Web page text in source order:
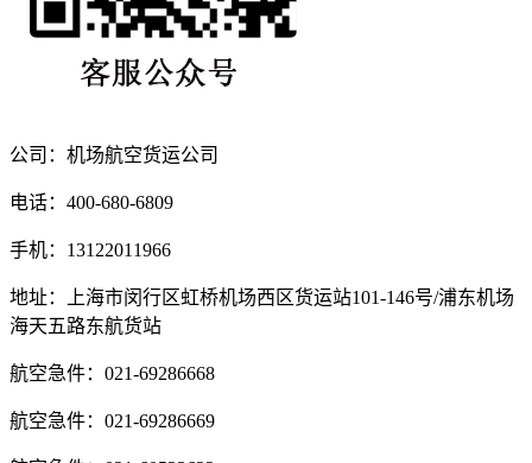
公司：机场航空货运公司
电话：400-680-6809
手机：13122011966
地址：上海市闵行区虹桥机场西区货运站101-146号/浦东机场
海天五路东航货站
航空急件：021-69286668
航空急件：021-69286669